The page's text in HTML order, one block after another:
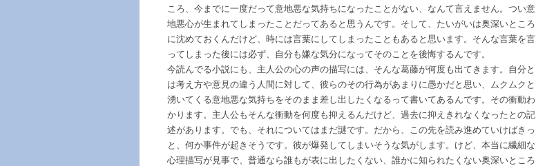
ころ、今までに一度だって意地悪な気持ちになったことがない、なんて言えません。つい意
地悪心が生まれてしまったことだってあると思うんです。そして、たいがいは奥深いところ
に沈めておくんだけど、時には言葉にしてしまったこともあると思います。そんな言葉を言
ってしまった後には必ず、自分も嫌な気分になってそのことを後悔するんです。
今読んでる小説にも、主人公の心の声の描写には、そんな葛藤が何度も出てきます。自分と
は考え方や意見の違う人間に対して、彼らのその行為があまりに愚かだと思い、ムクムクと
湧いてくる意地悪な気持ちをそのまま差し出したくなるって書いてあるんです。その衝動わ
かります。主人公もそんな衝動を何度も抑えるんだけど、過去に抑えきれなくなったとの記
述があります。でも、それについてはまだ謎です。だから、この先を読み進めていけばきっ
と、何か事件が起きそうです。彼が爆発してしまいそうな気がします。けど、本当に繊細な
心理描写が見事で、普通なら誰もが表に出したくない、誰かに知られたくない奥深いところ